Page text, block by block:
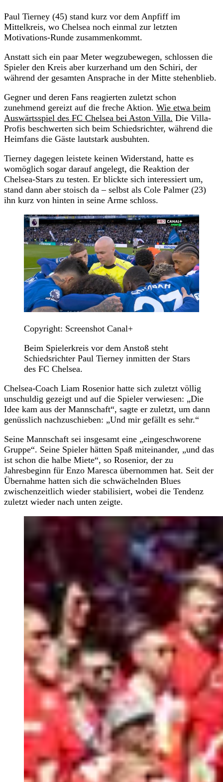
Paul Tierney (45) stand kurz vor dem Anpfiff im
Mittelkreis, wo Chelsea noch einmal zur letzten
Motivations-Runde zusammenkommt.
Anstatt sich ein paar Meter wegzubewegen, schlossen die
Spieler den Kreis aber kurzerhand um den Schiri, der
während der gesamten Ansprache in der Mitte stehenblieb.
Gegner und deren Fans reagierten zuletzt schon
zunehmend gereizt auf die freche Aktion. Wie etwa beim
Auswärtsspiel des FC Chelsea bei Aston Villa. Die Villa-
Profis beschwerten sich beim Schiedsrichter, während die
Heimfans die Gäste lautstark ausbuhten.
Tierney dagegen leistete keinen Widerstand, hatte es
womöglich sogar darauf angelegt, die Reaktion der
Chelsea-Stars zu testen. Er blickte sich interessiert um,
stand dann aber stoisch da – selbst als Cole Palmer (23)
ihn kurz von hinten in seine Arme schloss.
Copyright: Screenshot Canal+
Beim Spielerkreis vor dem Anstoß steht
Schiedsrichter Paul Tierney inmitten der Stars
des FC Chelsea.
Chelsea-Coach Liam Rosenior hatte sich zuletzt völlig
unschuldig gezeigt und auf die Spieler verwiesen: „Die
Idee kam aus der Mannschaft“, sagte er zuletzt, um dann
genüsslich nachzuschieben: „Und mir gefällt es sehr.“
Seine Mannschaft sei insgesamt eine „eingeschworene
Gruppe“. Seine Spieler hätten Spaß miteinander, „und das
ist schon die halbe Miete“, so Rosenior, der zu
Jahresbeginn für Enzo Maresca übernommen hat. Seit der
Übernahme hatten sich die schwächelnden Blues
zwischenzeitlich wieder stabilisiert, wobei die Tendenz
zuletzt wieder nach unten zeigte.